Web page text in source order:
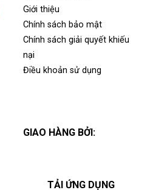
Giới thiệu
Chính sách bảo mật
Chính sách giải quyết khiếu
nại
Điều khoản sử dụng
GIAO HÀNG BỞI:
TẢI ỨNG DỤNG